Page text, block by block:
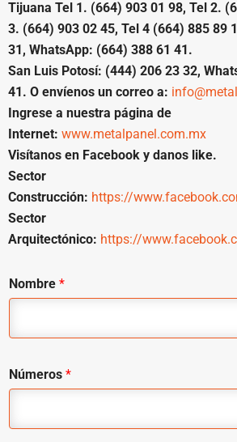
Tijuana Tel 1. (664) 903 01 98, Tel 2.
3. (664) 903 02 45, Tel 4 (664) 885 89
31, WhatsApp: (664) 388 61 41.
San Luis Potosí: (444) 206 23 32,
41. O envíenos un correo a:
Ingrese a nuestra página de
Internet: www.metalpanel.com.mx
Visítanos en Facebook y danos like.
Sector
Construcción: https://
Sector
Arquitectónico: https://
Nombre *
Números *